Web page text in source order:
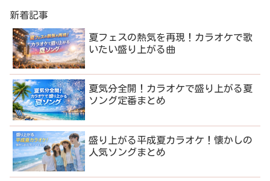
新着記事
夏フェスの熱気を再現！カラオケで歌
いたい盛り上がる曲
夏気分全開！カラオケで盛り上がる夏
ソング定番まとめ
盛り上がる平成夏カラオケ！懐かしの
人気ソングまとめ